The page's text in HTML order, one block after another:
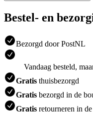
Bestel- en
Bezorgd door PostNL
Vandaag besteld,
Gratis thuisbezorgd
Gratis bezorgd in de
Gratis retourneren in